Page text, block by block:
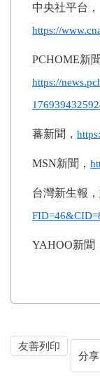
中央社平台，
https://
PCHOME新
https://
蕃新聞，
MSN新聞，
台灣新生報，
YAHOO新聞
友善列印
分享